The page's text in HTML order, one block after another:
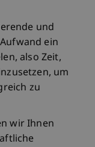
und
ein
also Zeit,
um
zu
wir Ihnen